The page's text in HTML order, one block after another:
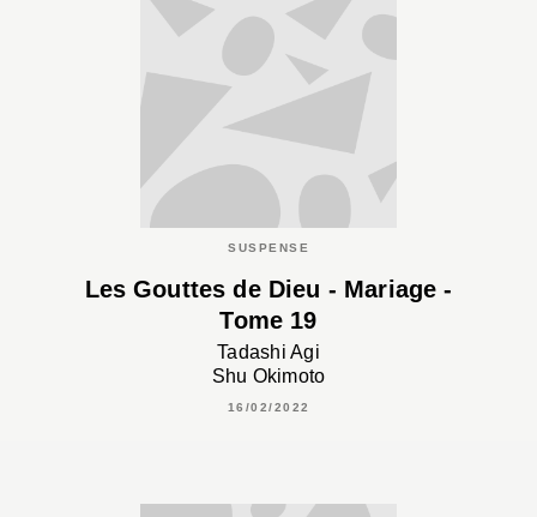
SUSPENSE
Les Gouttes de Dieu - Mariage -
Tome 19
Tadashi Agi
Shu Okimoto
16/02/2022